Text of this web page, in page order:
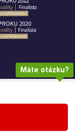
Máte otázku?